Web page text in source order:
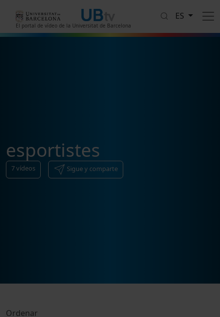
El portal de vídeo de la Universitat de Barcelona
ES
esportistes
7vídeos Sigue y comparte
Ordenar